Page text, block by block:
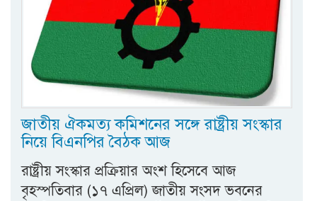
জাতীয় ঐকমত্য কমিশনের সঙ্গে রাষ্ট্রীয় সংস্কার
নিয়ে বিএনপির বৈঠক আজ
রাষ্ট্রীয় সংস্কার প্রক্রিয়ার অংশ হিসেবে আজ
বৃহস্পতিবার (১৭ এপ্রিল) জাতীয় সংসদ ভবনের